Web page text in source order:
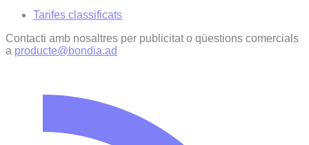
Tarifes classificats
Contacti amb nosaltres per publicitat o qüestions comercials
a producte@bondia.ad